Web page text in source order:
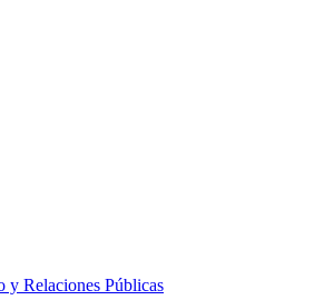
y Relaciones Públicas